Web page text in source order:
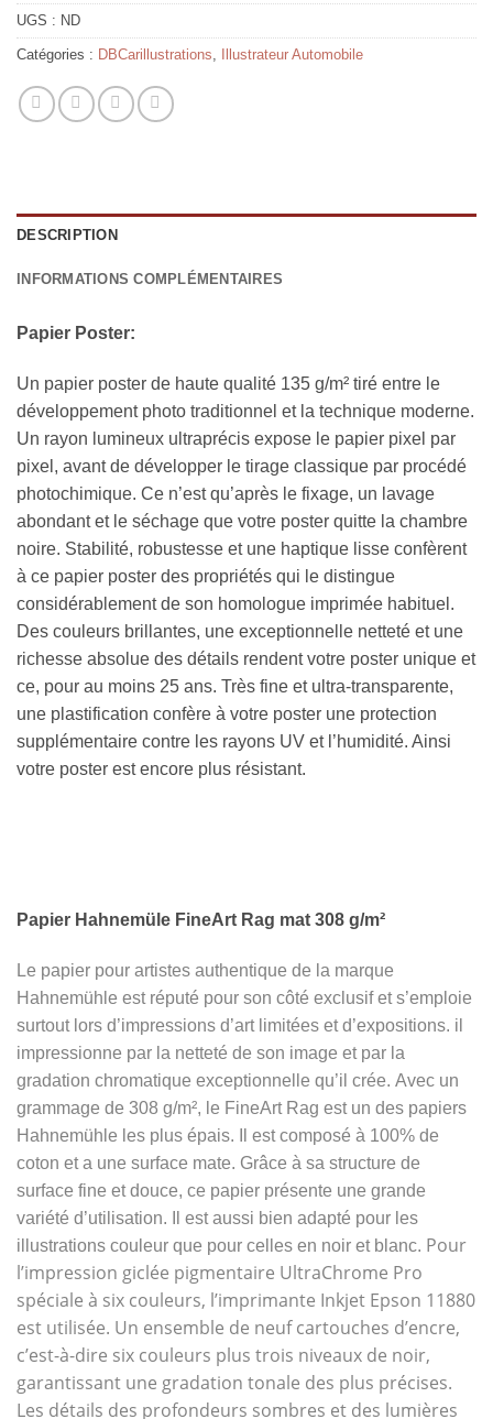
UGS : ND
Catégories : DBCarillustrations, Illustrateur Automobile
DESCRIPTION
INFORMATIONS COMPLÉMENTAIRES
Papier Poster:
Un papier poster de haute qualité 135 g/m² tiré entre le
développement photo traditionnel et la technique moderne.
Un rayon lumineux ultraprécis expose le papier pixel par
pixel, avant de développer le tirage classique par procédé
photochimique. Ce n’est qu’après le fixage, un lavage
abondant et le séchage que votre poster quitte la chambre
noire. Stabilité, robustesse et une haptique lisse confèrent
à ce papier poster des propriétés qui le distingue
considérablement de son homologue imprimée habituel.
Des couleurs brillantes, une exceptionnelle netteté et une
richesse absolue des détails rendent votre poster unique et
ce, pour au moins 25 ans. Très fine et ultra-transparente,
une plastification confère à votre poster une protection
supplémentaire contre les rayons UV et l’humidité. Ainsi
votre poster est encore plus résistant.
Papier Hahnemüle FineArt Rag mat 308 g/m²
Le papier pour artistes authentique de la marque
Hahnemühle est réputé pour son côté exclusif et s’emploie
surtout lors d’impressions d’art limitées et d’expositions. il
impressionne par la netteté de son image et par la
gradation chromatique exceptionnelle qu’il crée. Avec un
grammage de 308 g/m², le FineArt Rag est un des papiers
Hahnemühle les plus épais. Il est composé à 100% de
coton et a une surface mate. Grâce à sa structure de
surface fine et douce, ce papier présente une grande
variété d’utilisation. Il est aussi bien adapté pour les
illustrations couleur que pour celles en noir et blanc. Pour
l’impression giclée pigmentaire UltraChrome Pro
spéciale à six couleurs, l’imprimante Inkjet Epson 11880
est utilisée. Un ensemble de neuf cartouches d’encre,
c’est-à-dire six couleurs plus trois niveaux de noir,
garantissant une gradation tonale des plus précises.
Les détails des profondeurs sombres et des lumières